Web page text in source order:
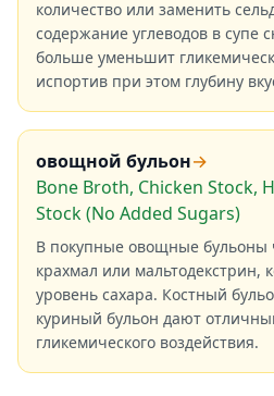
количество или заменить
содержание углеводов в супе
больше уменьшит
испортив при этом глубину
овощной бульон→
Bone Broth, Chicken Stock,
Stock (No Added Sugars)
В покупные овощные бульоны
крахмал или мальтодекстрин,
уровень сахара. Костный
куриный бульон дают
гликемического воздействия.